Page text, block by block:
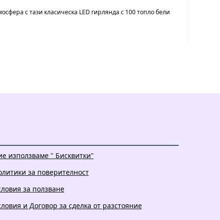
с тази класическа LED гирлянда с 100 топло бели
използваме " Бисквитки"
за поверителност
за ползване
и Договор за сделка от разстояние